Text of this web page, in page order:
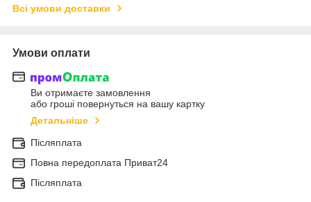
Всі умови доставки
Умови оплати
Ви отримаєте замовлення
або гроші повернуться на вашу картку
Детальніше
Післяплата
Повна передоплата Приват24
Післяплата